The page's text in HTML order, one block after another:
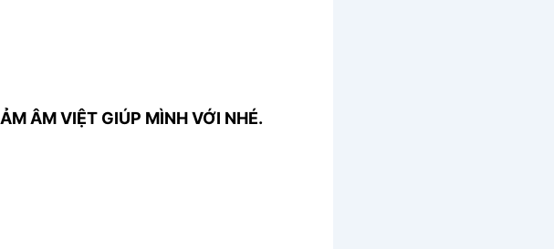
ÂM VIỆT GIÚP MÌNH VỚI NHÉ.